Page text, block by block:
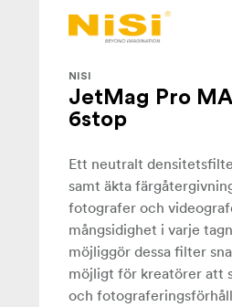
NISI
JetMag Pro
6stop
Ett neutralt
samt äkta
fotografer och
mångsidighet i varje
möjliggör dessa filter
möjligt för kreatörer att
och